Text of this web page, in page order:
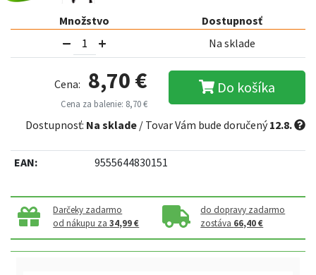
Množstvo
Dostupnosť
Na sklade
Cena: 8,70 €
Cena za balenie: 8,70 €
Do košíka
Dostupnosť: Na sklade / Tovar Vám bude doručený12.8.
EAN: 9555644830151
Darčeky zadarmo
od nákupu za34,99 €
do dopravy zadarmo
zostáva 66,40 €